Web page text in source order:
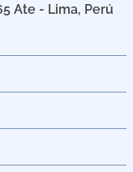
Ate - Lima, Perú